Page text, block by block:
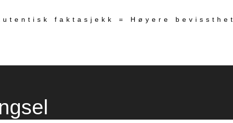
faktasjekk = Høyere bevissthet